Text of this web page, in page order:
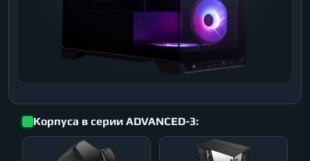
Корпуса в серии ADVANCED-3: